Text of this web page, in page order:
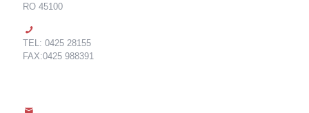
RO 45100
TEL: 0425 28155
FAX:0425 988391